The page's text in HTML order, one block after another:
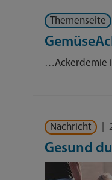
Themenseite
…Ackerdemie
Nachricht
Gesund